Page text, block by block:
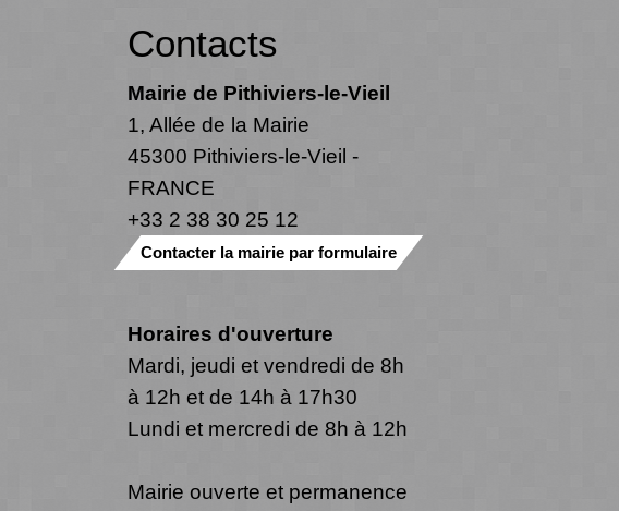
Contacts
Mairie de Pithiviers-le-Vieil
1, Allée de la Mairie
45300 Pithiviers-le-Vieil -
FRANCE
+33 2 38 30 25 12
Contacter la mairie par formulaire
Horaires d'ouverture
Mardi, jeudi et vendredi de 8h
à 12h et de 14h à 17h30
Lundi et mercredi de 8h à 12h
Mairie ouverte et permanence